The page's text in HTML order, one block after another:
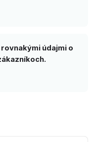
údajmi o